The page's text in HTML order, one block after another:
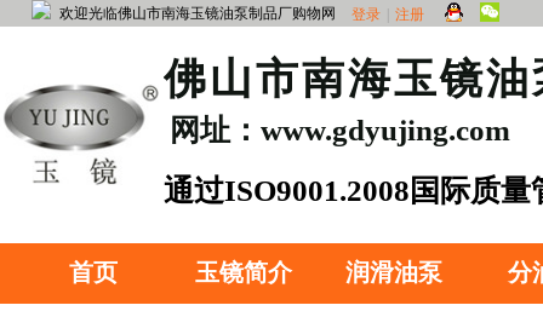
登录 注册
欢迎光临佛山市南海玉镜油泵制品厂购物网
首页 玉镜简介 润滑油泵 分
佛山市南海玉镜
​通过ISO9001.2008国际质
网址：www.gdyujing.com